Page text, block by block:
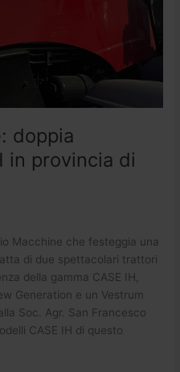
doppia
in provincia di
Macchine che festeggia una
di due spettacolari trattori
della gamma CASE IH,
Generation e un Vestrum
Soc. Agr. San Francesco
CASE IH di questo